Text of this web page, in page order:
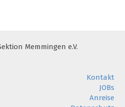
Memmingen e.V.
Kontakt
JOBs
Anreise